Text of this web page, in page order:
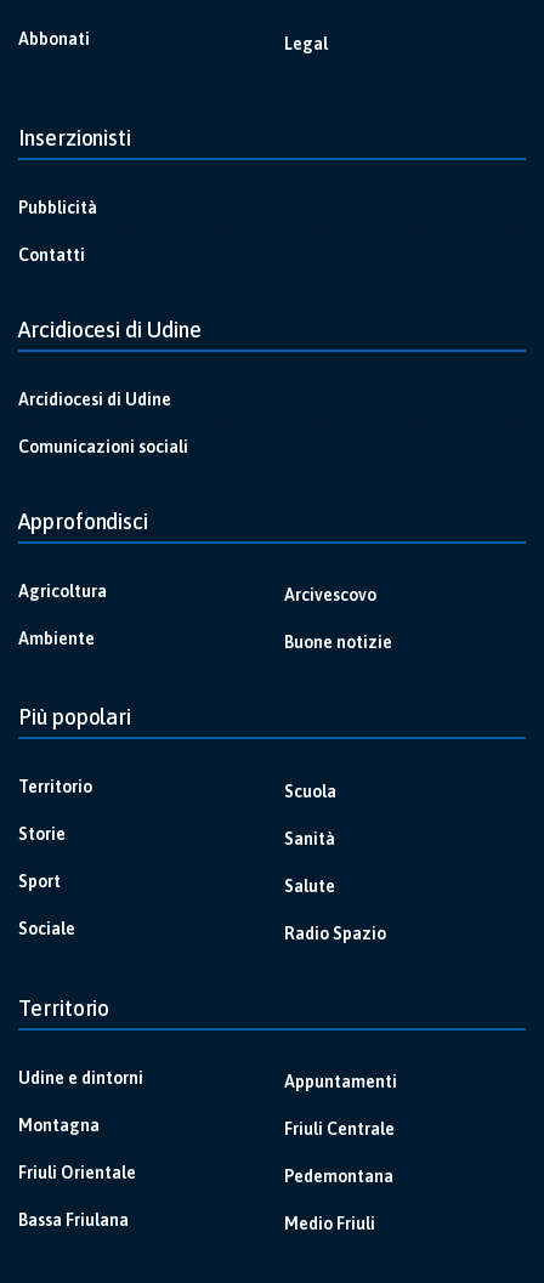
Abbonati Legal
Inserzionisti
Pubblicità
Contatti
Arcidiocesi di Udine
Arcidiocesi di Udine
Comunicazioni sociali
Approfondisci
Agricoltura
Ambiente
Arcivescovo
Buone notizie
Più popolari
Territorio
Storie
Sport
Sociale
Scuola
Sanità
Salute
Radio Spazio
Territorio
Udine e dintorni
Montagna
Friuli Orientale
Bassa Friulana
Appuntamenti
Friuli Centrale
Pedemontana
Medio Friuli